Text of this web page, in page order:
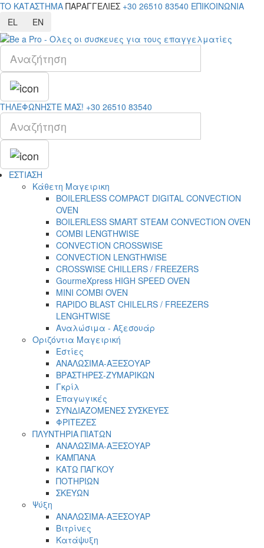
TO ΚΑΤΑΣΤΗΜΑ ΠΑΡΑΓΓΕΛΙΕΣ +30 26510 83540 ΕΠΙΚΟΙΝΩΝΙΑ
EL
EN
ΤΗΛΕΦΩΝΗΣΤΕ ΜΑΣ! +30 26510 83540
ΕΣΤΙΑΣΗ
Κάθετη Μαγειρικη
BOILERLESS COMPACT DIGITAL CONVECTION
OVEN
BOILERLESS SMART STEAM CONVECTION OVEN
COMBI LENGTHWISE
CONVECTION CROSSWISE
CONVECTION LENGTHWISE
CROSSWISE CHILLERS / FREEZERS
GourmeXpress HIGH SPEED OVEN
MINI COMBI OVEN
RAPIDO BLAST CHILELRS / FREEZERS
LENGHTWISE
Αναλώσιμα - Αξεσουάρ
Οριζόντια Μαγειρική
Εστίες
ΑΝΑΛΩΣΙΜΑ-ΑΞΕΣΟΥΑΡ
ΒΡΑΣΤΗΡΕΣ-ΖΥΜΑΡΙΚΩΝ
Γκρίλ
Επαγωγικές
ΣΥΝΔΙΑΖΟΜΕΝΕΣ ΣΥΣΚΕΥΕΣ
ΦΡΙΤΕΖΕΣ
ΠΛΥΝΤΗΡΙΑ ΠΙΑΤΩΝ
ΑΝΑΛΩΣΙΜΑ-ΑΞΕΣΟΥΑΡ
ΚΑΜΠΑΝΑ
ΚΑΤΩ ΠΑΓΚΟΥ
ΠΟΤΗΡΙΩΝ
ΣΚΕΥΩΝ
Ψύξη
ΑΝΑΛΩΣΙΜΑ-ΑΞΕΣΟΥΑΡ
Βιτρίνες
Κατάψυξη